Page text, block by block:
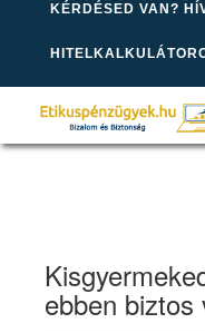
KÉRDÉSED VAN?
ebben biztos